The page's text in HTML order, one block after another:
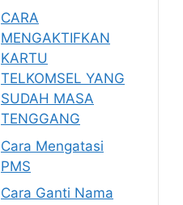
CARA
MENGAKTIFKAN
KARTU
TELKOMSEL YANG
SUDAH MASA
TENGGANG
Cara Mengatasi
PMS
Cara Ganti Nama